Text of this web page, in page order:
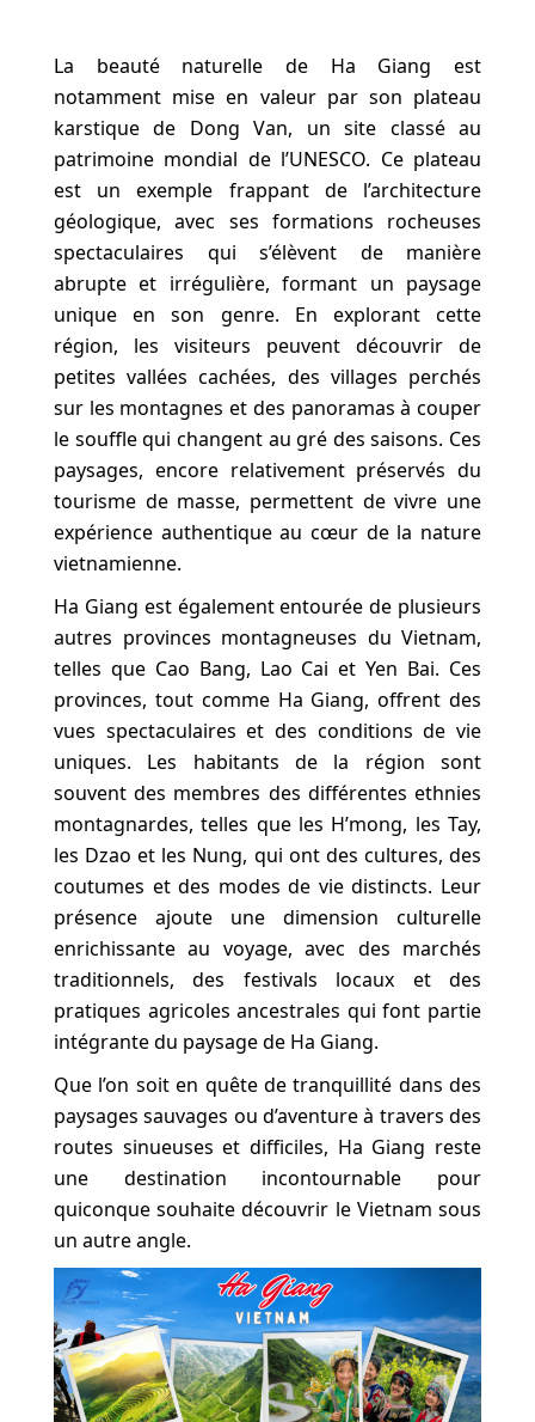
La beauté naturelle de Ha Giang est
notamment mise en valeur par son plateau
karstique de Dong Van, un site classé au
patrimoine mondial de l’UNESCO. Ce plateau
est un exemple frappant de l’architecture
géologique, avec ses formations rocheuses
spectaculaires qui s’élèvent de manière
abrupte et irrégulière, formant un paysage
unique en son genre. En explorant cette
région, les visiteurs peuvent découvrir de
petites vallées cachées, des villages perchés
sur les montagnes et des panoramas à couper
le souffle qui changent au gré des saisons. Ces
paysages, encore relativement préservés du
tourisme de masse, permettent de vivre une
expérience authentique au cœur de la nature
vietnamienne.
Ha Giang est également entourée de plusieurs
autres provinces montagneuses du Vietnam,
telles que Cao Bang, Lao Cai et Yen Bai. Ces
provinces, tout comme Ha Giang, offrent des
vues spectaculaires et des conditions de vie
uniques. Les habitants de la région sont
souvent des membres des différentes ethnies
montagnardes, telles que les H’mong, les Tay,
les Dzao et les Nung, qui ont des cultures, des
coutumes et des modes de vie distincts. Leur
présence ajoute une dimension culturelle
enrichissante au voyage, avec des marchés
traditionnels, des festivals locaux et des
pratiques agricoles ancestrales qui font partie
intégrante du paysage de Ha Giang.
Que l’on soit en quête de tranquillité dans des
paysages sauvages ou d’aventure à travers des
routes sinueuses et difficiles, Ha Giang reste
une destination incontournable pour
quiconque souhaite découvrir le Vietnam sous
un autre angle.